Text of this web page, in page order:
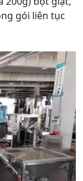
gói liên tục